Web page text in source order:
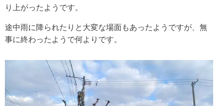
り上がったようです。
途中雨に降られたりと大変な場面もあったようですが、無
事に終わったようで何よりです。